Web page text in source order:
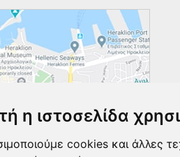
η ιστοσελίδα
cookies και άλλες